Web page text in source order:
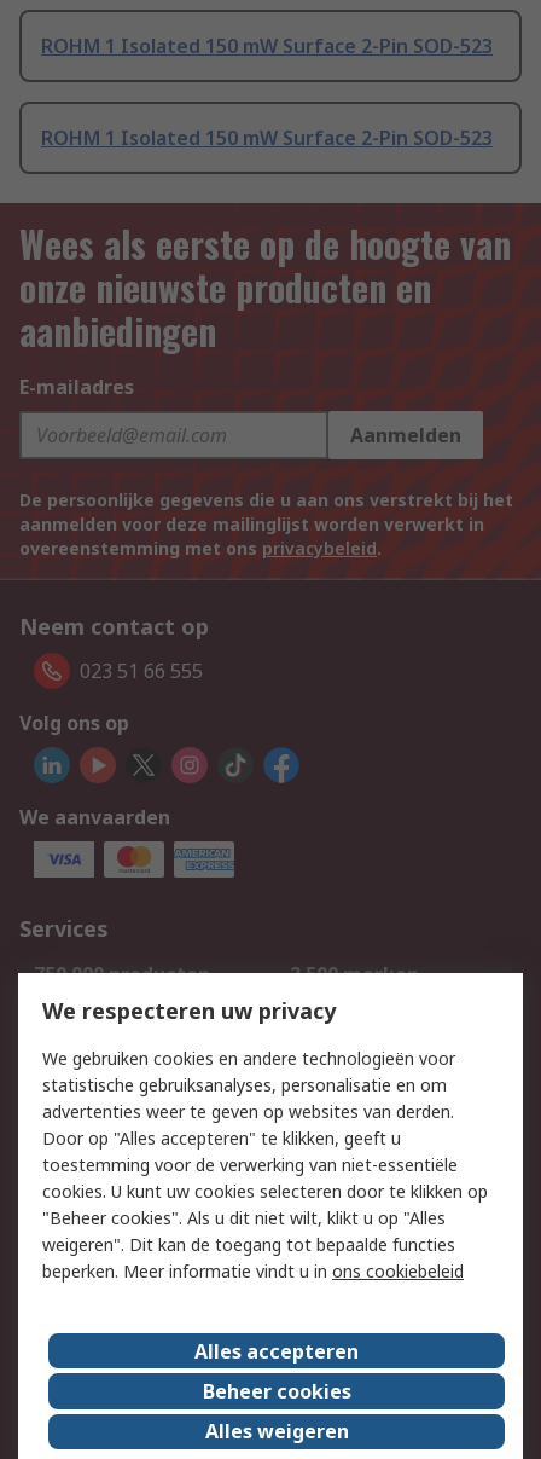
ROHM 1 Isolated 150 mW Surface 2-Pin SOD-523
ROHM 1 Isolated 150 mW Surface 2-Pin SOD-523
Wees als eerste op de hoogte van
onze nieuwste producten en
aanbiedingen
E-mailadres
Aanmelden
De persoonlijke gegevens die u aan ons verstrekt bij het
aanmelden voor deze mailinglijst worden verwerkt in
overeenstemming met ons privacybeleid.
Neem contact op
023 51 66 555
Volg ons op
We aanvaarden
Services
750.000 producten
2.500 merken
Bestellen
Inkoopoplossingen
Track & Trace
Wettelijk
Cookiebeleid
Email veiligheid
Privacybeleid
Websitevoorwaarden
Algemene
verkoopvoorwaarden
Over RS
RS Group
Over ons
RS wereldwijd
Werken bij RS
ESG
We respecteren uw privacy
We gebruiken cookies en andere technologieën voor
statistische gebruiksanalyses, personalisatie en om
advertenties weer te geven op websites van derden.
Door op "Alles accepteren" te klikken, geeft u
toestemming voor de verwerking van niet-essentiële
cookies. U kunt uw cookies selecteren door te klikken op
"Beheer cookies". Als u dit niet wilt, klikt u op "Alles
weigeren". Dit kan de toegang tot bepaalde functies
beperken. Meer informatie vindt u in ons cookiebeleid
Alles accepteren
Beheer cookies
Alles weigeren